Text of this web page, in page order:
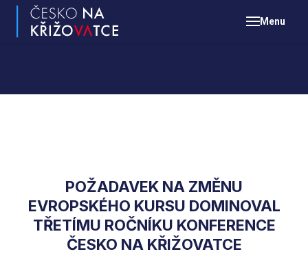
Menu
POŽADAVEK NA ZMĚNU
EVROPSKÉHO KURSU DOMINOVAL
TŘETÍMU ROČNÍKU KONFERENCE
ČESKO NA KŘIŽOVATCE